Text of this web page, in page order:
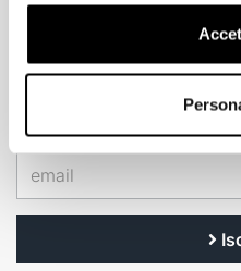
EMAIL
Iscriviti